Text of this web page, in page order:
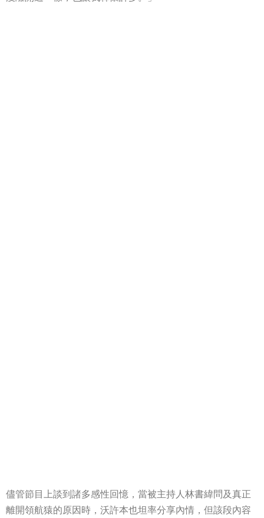
儘管節目上談到諸多感性回憶，當被主持人林書緯問及真正
離開領航猿的原因時，沃許本也坦率分享內情，但該段內容